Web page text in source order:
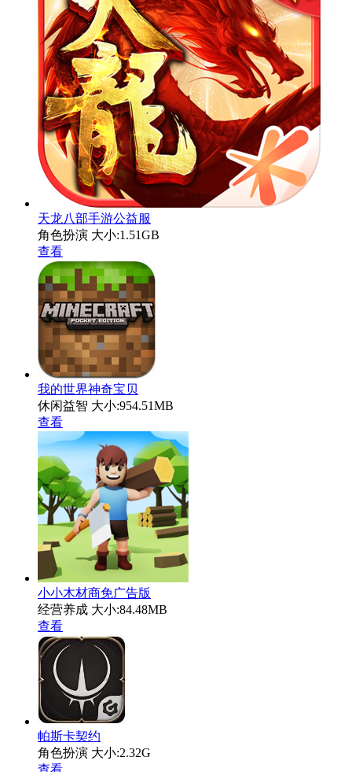
天龙八部手游公益服
角色扮演 大小:1.51GB
查看
我的世界神奇宝贝
休闲益智 大小:954.51MB
查看
小小木材商免广告版
经营养成 大小:84.48MB
查看
帕斯卡契约
角色扮演 大小:2.32G
查看